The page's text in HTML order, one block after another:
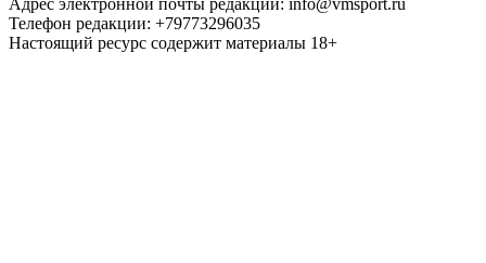
Адрес электронной почты редакции: info@vmsport.ru
Телефон редакции: +79773296035
Настоящий ресурс содержит материалы 18+